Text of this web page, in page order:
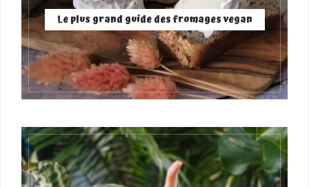
Le plus grand guide des fromages vegan